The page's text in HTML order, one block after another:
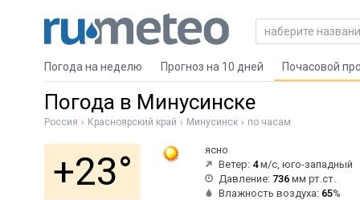
Погода на неделю Прогноз на 10 дней Почасовой
Погода в Минусинске
Россия Красноярский край Минусинск по часам
+23°
ясно
Ветер: 4м/с, юго-западный
Давление: 736 мм рт.ст.
Влажность воздуха: 65%